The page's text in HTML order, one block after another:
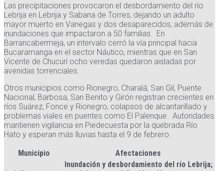
Las precipitaciones provocaron el desbordamiento del río
Lebrija en Lebrija y Sabana de Torres, dejando un adulto
mayor muerto en Vanegas y dos desaparecidos, además de
inundaciones que impactaron a 50 familias. En
Barrancabermeja, un intervalo cerró la vía principal hacia
Bucaramanga en el sector Náutico, mientras que en San
Vicente de Chucurí ocho veredas quedaron aisladas por
avenidas torrenciales.
Otros municipios como Rionegro, Charalá, San Gil, Puente
Nacional, Barbosa, San Benito y Girón registran crecientes en
ríos Suárez, Fonce y Rionegro, colapsos de alcantarillado y
problemas viales en puentes como El Palenque. Autoridades
mantienen vigilancia en Piedecuesta por la quebrada Río
Hato y esperan más lluvias hasta el 9 de febrero.
Municipio
Afectaciones
Inundación y desbordamiento del río Lebrija;